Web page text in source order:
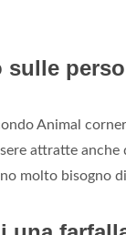
sulle
Animal
attratte
molto bisogno